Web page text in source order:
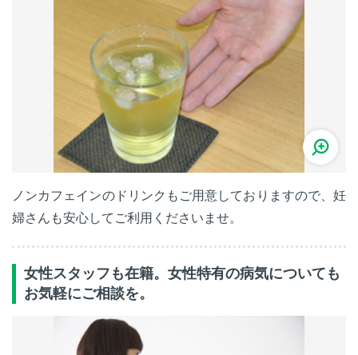
ノンカフェインのドリンクもご用意しておりますので、妊
婦さんも安心してご利用くださいませ。
女性スタッフも在籍。女性特有の病気についても
お気軽にご相談を。